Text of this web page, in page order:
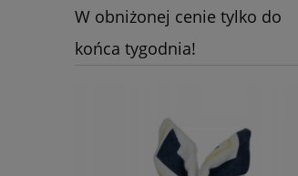
W obniżonej cenie tylko do
końca tygodnia!